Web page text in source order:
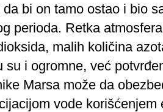
da bi on tamo ostao i bio
perioda. Retka
malih količina
su i ogromne, već
Marsa može da
vode